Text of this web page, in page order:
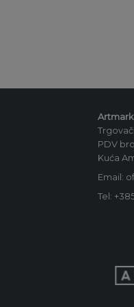
PDV
Kuća
Email:
Tel: